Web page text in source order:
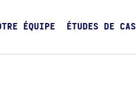
ÉQUIPE ÉTUDES DE CAS